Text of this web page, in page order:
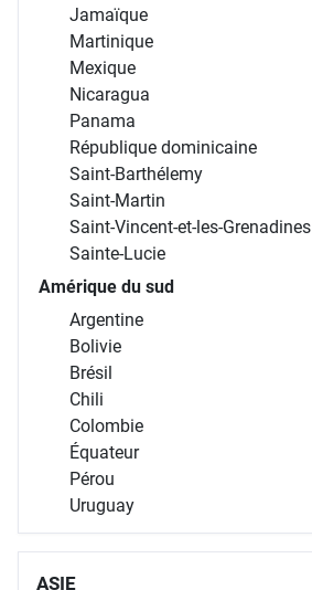
Jamaïque
Martinique
Mexique
Nicaragua
Panama
République dominicaine
Saint-Barthélemy
Saint-Martin
Saint-Vincent-et-les-Grenadines
Sainte-Lucie
Amérique du sud
Argentine
Bolivie
Brésil
Chili
Colombie
Équateur
Pérou
Uruguay
ASIE